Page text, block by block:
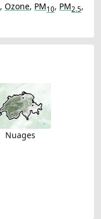
, Ozone, PM10, PM2.5,
Nuages